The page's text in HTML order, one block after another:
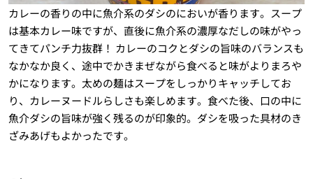
カレーの香りの中に魚介系のダシのにおいが香ります。スープ
は基本カレー味ですが、直後に魚介系の濃厚なだしの味がやっ
てきてパンチ力抜群！ カレーのコクとダシの旨味のバランスも
なかなか良く、途中でかきまぜながら食べると味がよりまろや
かになります。太めの麺はスープをしっかりキャッチしてお
り、カレーヌードルらしさも楽しめます。食べた後、口の中に
魚介ダシの旨味が強く残るのが印象的。ダシを吸った具材のき
ざみあげもよかったです。